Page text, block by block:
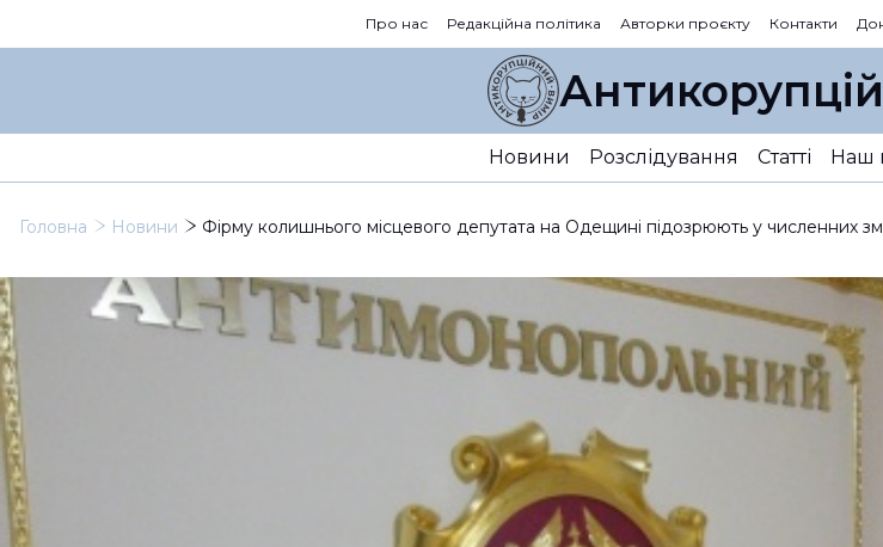
Про нас Редакційна політика Авторки проєкту Контакти
Новини Розслідування Статті Наш
Головна Новини Фірму колишнього місцевого депутата на Одещині підозрюють у численних